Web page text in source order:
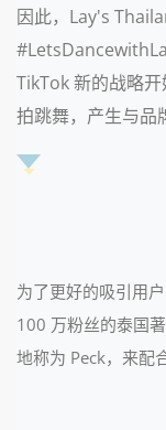
因此，Lay's
TikTok 新的战略
拍跳舞，产生与品
为了更好的吸引用
100 万粉丝的泰国
地称为 Peck，来配